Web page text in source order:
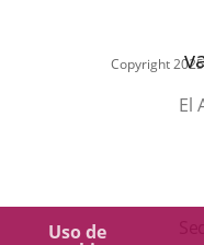
Uso de
Copyright
El